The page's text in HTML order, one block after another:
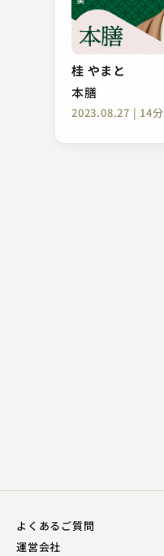
桂 やまと
本膳
2023.08.27 | 14分
古今亭 佑輔
桃太郎
2023.09.18 | 10分
よくあるご質問
運営会社